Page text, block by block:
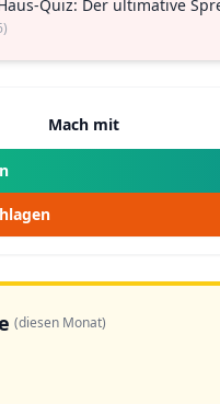
Quiz: Der ultimative
Mach mit
(diesen Monat)